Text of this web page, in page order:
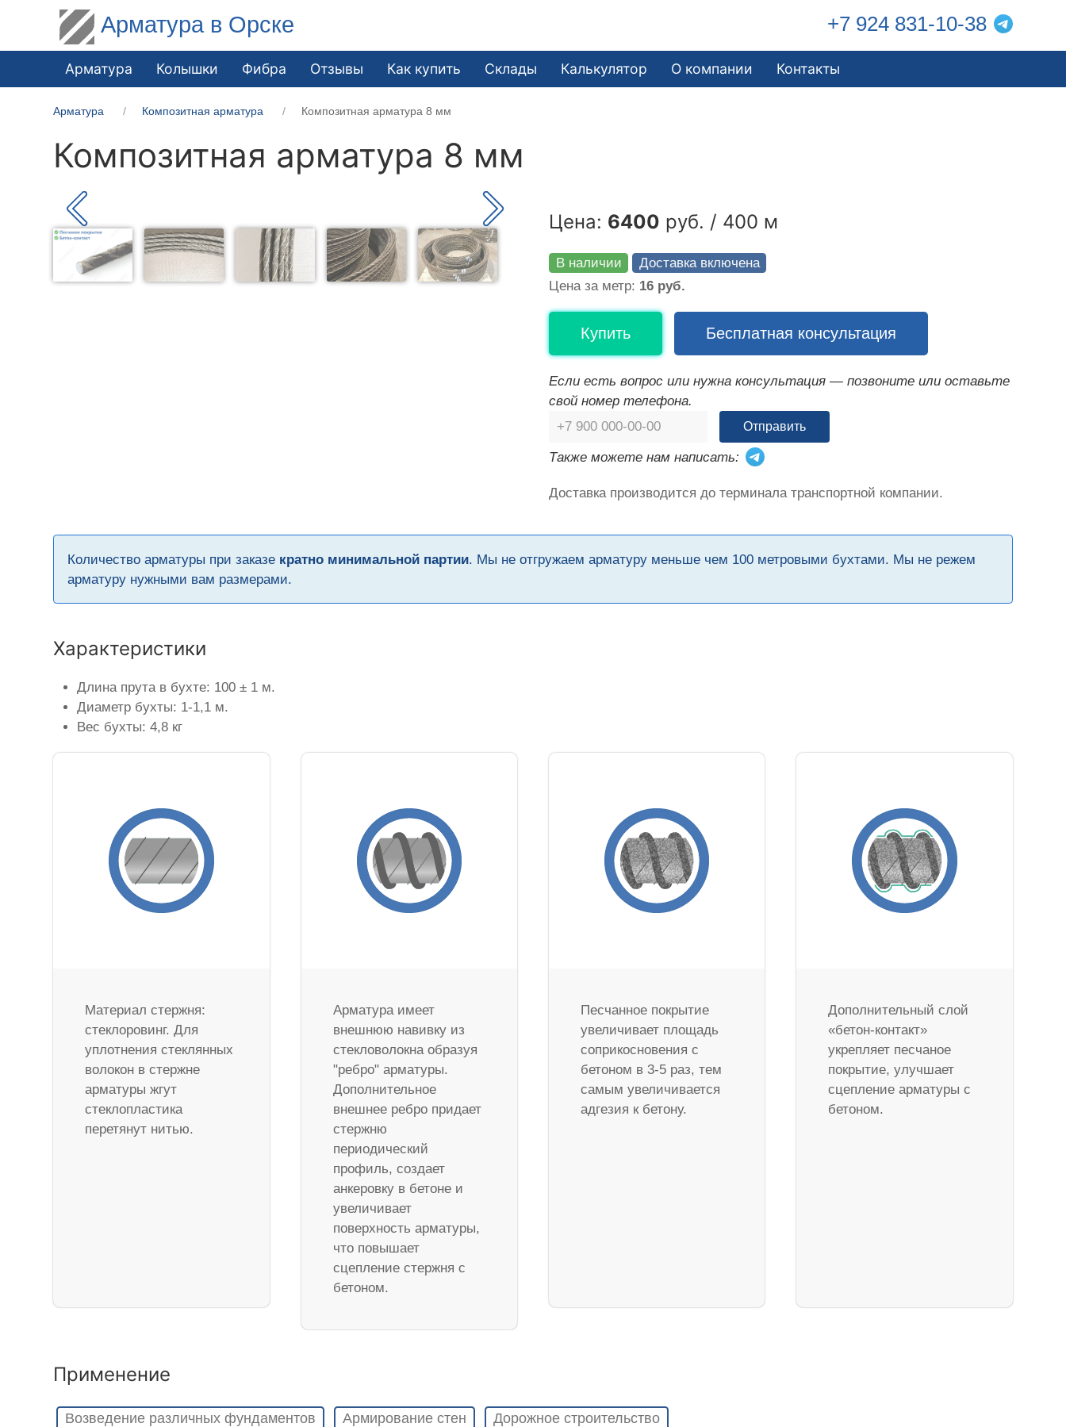
Арматура в Орске +7 924 831-10-38
Арматура Колышки Фибра Отзывы Как купить Склады Калькулятор О компании Контакты
Арматура Композитная арматура Композитная арматура 8 мм
Композитная арматура 8 мм
Цена: 6400 руб. / 400 м
В наличии
Доставка включена
Цена за метр: 16 руб.
Купить Бесплатная консультация
Если есть вопрос или нужна консультация — позвоните или оставьте
свой номер телефона.
Отправить
Также можете нам написать:
Доставка производится до терминала транспортной компании.
Количество арматуры при заказе кратно минимальной партии. Мы не отгружаем арматуру меньше чем 100 метровыми бухтами. Мы не режем
арматуру нужными вам размерами.
Характеристики
Длина прута в бухте: 100 ± 1 м.
Диаметр бухты: 1-1,1 м.
Вес бухты: 4,8 кг
Материал стержня:
стеклоровинг. Для
уплотнения стеклянных
волокон в стержне
арматуры жгут
стеклопластика
перетянут нитью.
Арматура имеет
внешнюю навивку из
стекловолокна образуя
"ребро" арматуры.
Дополнительное
внешнее ребро придает
стержню
периодический
профиль, создает
анкеровку в бетоне и
увеличивает
поверхность арматуры,
что повышает
сцепление стержня с
бетоном.
Песчанное покрытие
увеличивает площадь
соприкосновения с
бетоном в 3-5 раз, тем
самым увеличивается
адгезия к бетону.
Дополнительный слой
«бетон-контакт»
укрепляет песчаное
покрытие, улучшает
сцепление арматуры с
бетоном.
Применение
Возведение различных фундаментов Армирование стен Дорожное строительство